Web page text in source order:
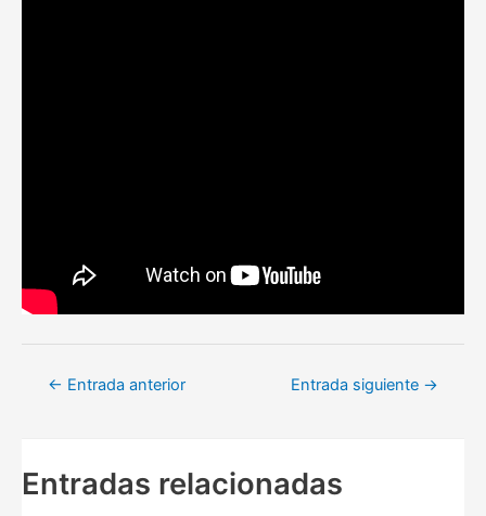
Navegación
← Entrada anterior Entrada siguiente →
Entradas relacionadas